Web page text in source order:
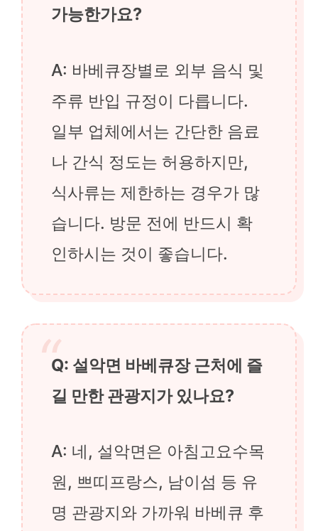
가능한가요?
A: 바베큐장별로 외부 음식 및
주류 반입 규정이 다릅니다.
일부 업체에서는 간단한 음료
나 간식 정도는 허용하지만,
식사류는 제한하는 경우가 많
습니다. 방문 전에 반드시 확
인하시는 것이 좋습니다.
Q: 설악면 바베큐장 근처에 즐
길 만한 관광지가 있나요?
A: 네, 설악면은 아침고요수목
원, 쁘띠프랑스, 남이섬 등 유
명 관광지와 가까워 바베큐 후